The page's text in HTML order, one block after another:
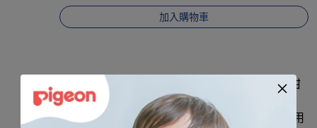
加入購物車
色彩繽紛圖案設計，充滿活力、色彩醒目且呈現出甜
美又有趣的圖形，幫助寶寶視覺發展。
手工製作100%食用級矽膠，材質柔軟具有彈性，適用